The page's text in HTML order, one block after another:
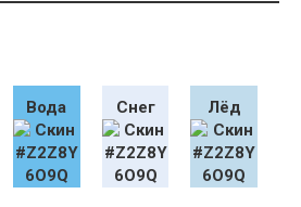
Вода Снег Лёд